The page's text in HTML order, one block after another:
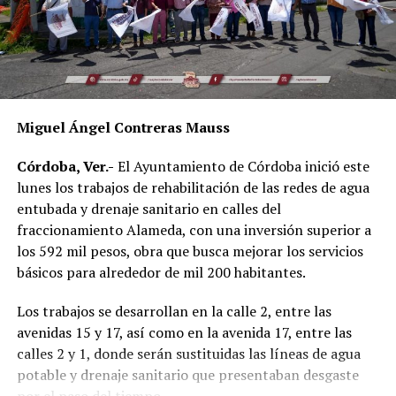
Miguel Ángel Contreras Mauss
Córdoba, Ver.- El Ayuntamiento de Córdoba inició este
lunes los trabajos de rehabilitación de las redes de agua
entubada y drenaje sanitario en calles del
fraccionamiento Alameda, con una inversión superior a
los 592 mil pesos, obra que busca mejorar los servicios
básicos para alrededor de mil 200 habitantes.
Los trabajos se desarrollan en la calle 2, entre las
avenidas 15 y 17, así como en la avenida 17, entre las
calles 2 y 1, donde serán sustituidas las líneas de agua
potable y drenaje sanitario que presentaban desgaste